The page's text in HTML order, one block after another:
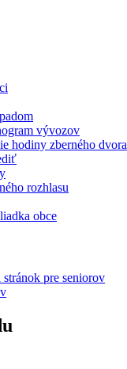
vývozov
hodiny zberného dvora
rozhlasu
obce
pre seniorov